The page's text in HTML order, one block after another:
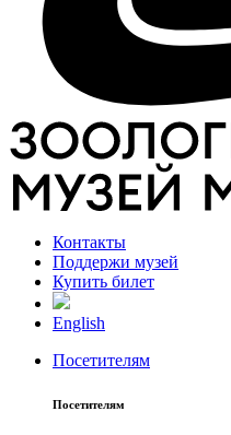
Контакты
Поддержи музей
Купить билет
English
Посетителям
Посетителям